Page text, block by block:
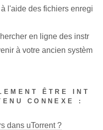
l'aide des fichiers enregi
en ligne des instr
à votre ancien systèm
ÊTRE INT
CONNEXE :
dans uTorrent ?